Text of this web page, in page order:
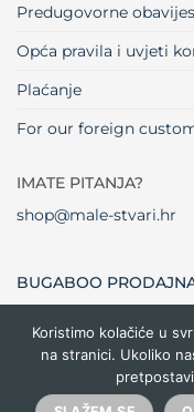
Predugovorne
Opća pravila i uvjeti
Plaćanje
For our foreign
IMATE PITANJA?
shop@male-stvari.hr
BUGABOO
Visa
Koristimo kolačiće u
na stranici. Ukoliko